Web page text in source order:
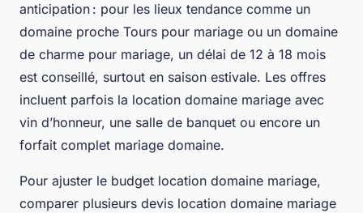
anticipation : pour les lieux tendance comme un
domaine proche Tours pour mariage ou un domaine
de charme pour mariage, un délai de 12 à 18 mois
est conseillé, surtout en saison estivale. Les offres
incluent parfois la location domaine mariage avec
vin d’honneur, une salle de banquet ou encore un
forfait complet mariage domaine.
Pour ajuster le budget location domaine mariage,
comparer plusieurs devis location domaine mariage